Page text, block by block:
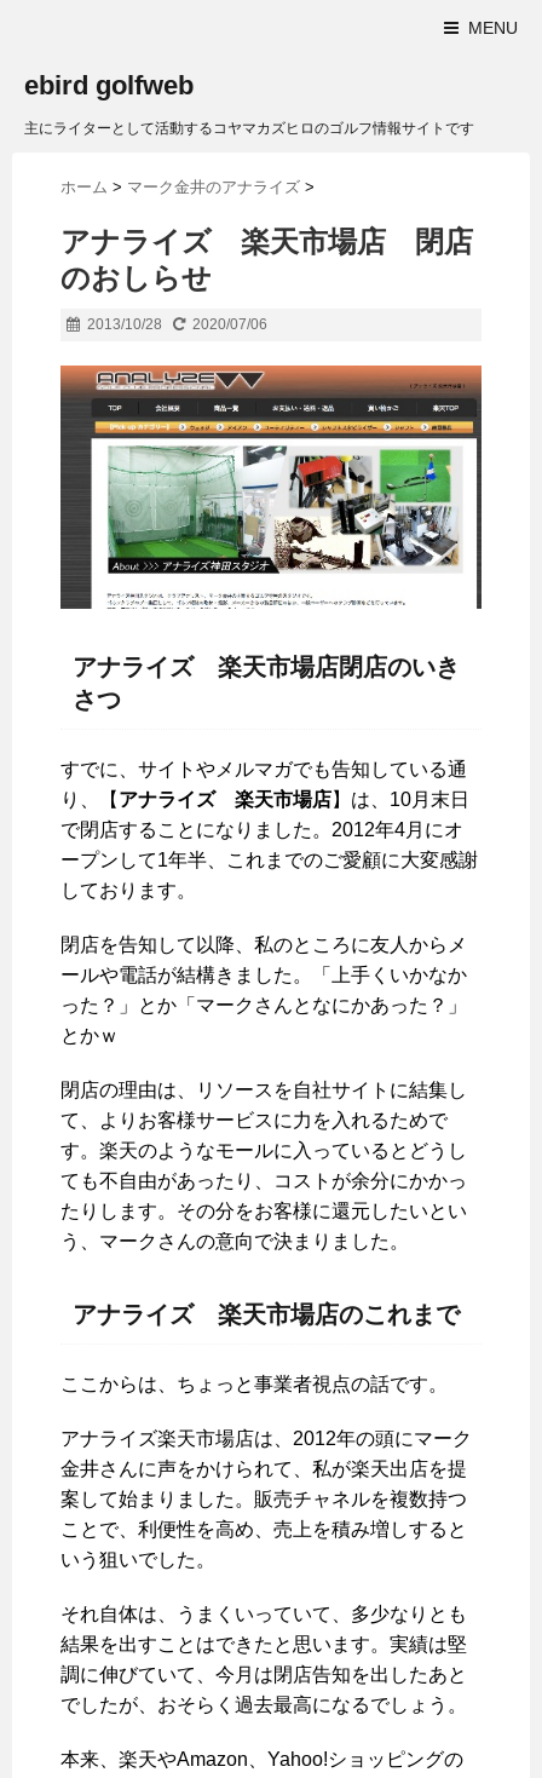
MENU
ebird golfweb
主にライターとして活動するコヤマカズヒロのゴルフ情報サイトです
ホーム > マーク金井のアナライズ >
アナライズ 楽天市場店 閉店
のおしらせ
2013/10/28 2020/07/06
アナライズ 楽天市場店閉店のいき
さつ
すでに、サイトやメルマガでも告知している通
り、【 アナライズ 楽天市場店】は、10月末日
で閉店することになりました。2012年4月にオ
ープンして1年半、これまでのご愛顧に大変感謝
しております。
閉店を告知して以降、私のところに友人からメ
ールや電話が結構きました。「上手くいかなか
った？」とか「マークさんとなにかあった？」
とかｗ
閉店の理由は、リソースを自社サイトに結集し
て、よりお客様サービスに力を入れるためで
す。楽天のようなモールに入っているとどうし
ても不自由があったり、コストが余分にかかっ
たりします。その分をお客様に還元したいとい
う、マークさんの意向で決まりました。
アナライズ 楽天市場店のこれまで
ここからは、ちょっと事業者視点の話です。
アナライズ楽天市場店は、2012年の頭にマーク
金井さんに声をかけられて、私が楽天出店を提
案して始まりました。販売チャネルを複数持つ
ことで、利便性を高め、売上を積み増しすると
いう狙いでした。
それ自体は、うまくいっていて、多少なりとも
結果を出すことはできたと思います。実績は堅
調に伸びていて、今月は閉店告知を出したあと
でしたが、おそらく過去最高になるでしょう。
本来、楽天やAmazon、Yahoo!ショッピングの